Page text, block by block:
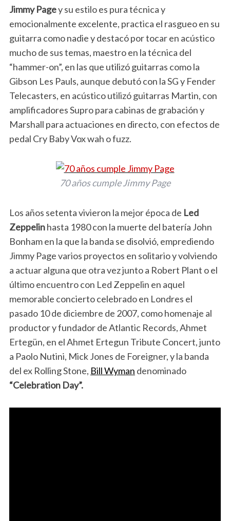
Jimmy Pagey su estilo es pura técnica y
emocionalmente excelente, practica el rasgueo en su
guitarra como nadie y destacó por tocar en acústico
mucho de sus temas, maestro en la técnica del
“hammer-on”, en las que utilizó guitarras como la
Gibson Les Pauls, aunque debutó con la SG y Fender
Telecasters, en acústico utilizó guitarras Martin, con
amplificadores Supro para cabinas de grabación y
Marshall para actuaciones en directo, con efectos de
pedal Cry Baby Vox wah o fuzz.
70 años cumple Jimmy Page
Los años setenta vivieron la mejor época de Led
Zeppelinhasta 1980 con la muerte del batería John
Bonham en la que la banda se disolvió, emprediendo
Jimmy Page varios proyectos en solitario y volviendo
a actuar alguna que otra vez junto a Robert Plant o el
último encuentro con Led Zeppelin en aquel
memorable concierto celebrado en Londres el
pasado 10 de diciembre de 2007, como homenaje al
productor y fundador de Atlantic Records, Ahmet
Ertegün, en el Ahmet Ertegun Tribute Concert, junto
a Paolo Nutini, Mick Jones de Foreigner, y la banda
del ex Rolling Stone, Bill Wyman denominado
“Celebration Day”.